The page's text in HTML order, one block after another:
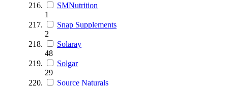
SMNutrition
1
Snap Supplements
2
Solaray
48
Solgar
29
Source Naturals